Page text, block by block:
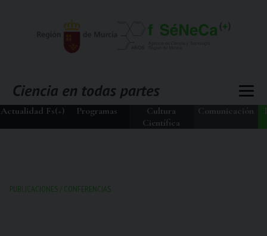
Actualidad Fs(+) Programas
Cultura
Científica
Comunicación
PUBLICACIONES / CONFERENCIAS